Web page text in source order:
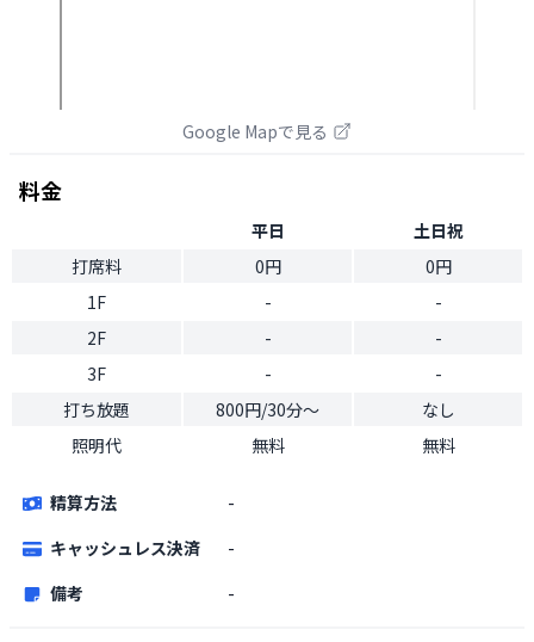
Google Mapで見る
料金
平日
土日祝
打席料
0円
0円
1F
-
-
2F
-
-
3F
-
-
打ち放題
800円/30分〜
なし
照明代
無料 無料
精算方法
-
キャッシュレス決済
-
備考
-